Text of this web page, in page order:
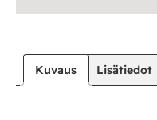
Kuvaus Lisätiedot